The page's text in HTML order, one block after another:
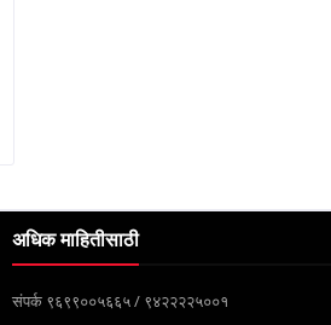
अधिक माहितीसाठी
संपर्क ९६९९००५६६५ / ९४२२२२५००१